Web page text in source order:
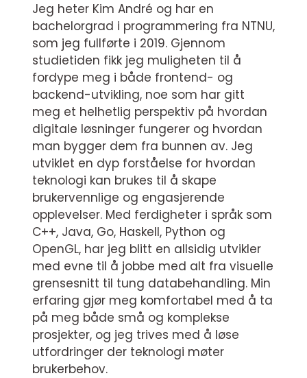
Jeg heter Kim André og har en
bachelorgrad i programmering fra NTNU,
som jeg fullførte i 2019. Gjennom
studietiden fikk jeg muligheten til å
fordype meg i både frontend- og
backend-utvikling, noe som har gitt
meg et helhetlig perspektiv på hvordan
digitale løsninger fungerer og hvordan
man bygger dem fra bunnen av. Jeg
utviklet en dyp forståelse for hvordan
teknologi kan brukes til å skape
brukervennlige og engasjerende
opplevelser. Med ferdigheter i språk som
C++, Java, Go, Haskell, Python og
OpenGL, har jeg blitt en allsidig utvikler
med evne til å jobbe med alt fra visuelle
grensesnitt til tung databehandling. Min
erfaring gjør meg komfortabel med å ta
på meg både små og komplekse
prosjekter, og jeg trives med å løse
utfordringer der teknologi møter
brukerbehov.